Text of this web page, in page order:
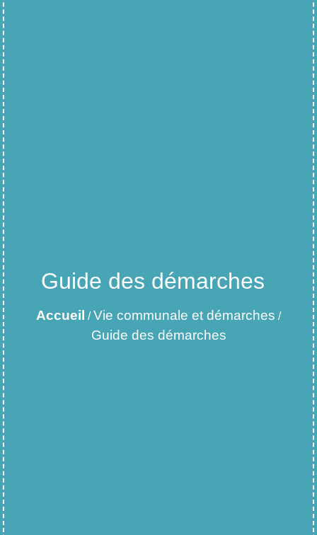
Guide des démarches
Accueil /Vie communale et démarches /
Guide des démarches